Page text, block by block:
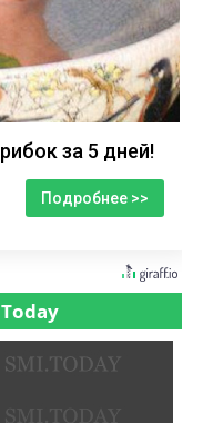
за 5 дней!
Подробнее >>